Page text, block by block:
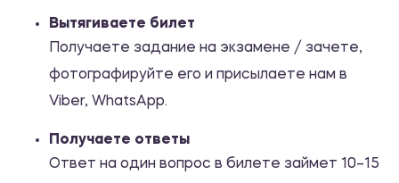
Вытягиваете билет
Получаете задание на экзамене / зачете,
фотографируйте его и присылаете нам в
Viber, WhatsApp.
Получаете ответы
Ответ на один вопрос в билете займет 10–15